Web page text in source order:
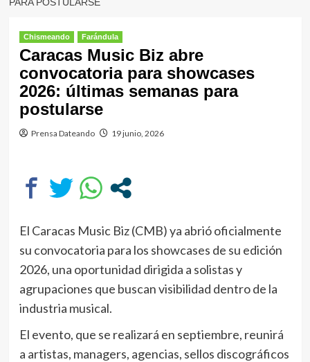
Chismeando Farándula
Caracas Music Biz abre
convocatoria para showcases
2026: últimas semanas para
postularse
Prensa Dateando 19 junio, 2026
El Caracas Music Biz (CMB) ya abrió oficialmente
su convocatoria para los showcases de su edición
2026, una oportunidad dirigida a solistas y
agrupaciones que buscan visibilidad dentro de la
industria musical.
El evento, que se realizará en septiembre, reunirá
a artistas, managers, agencias, sellos discográficos